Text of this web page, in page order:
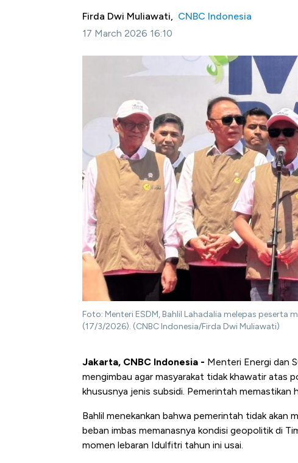
Firda Dwi Muliawati, CNBC Indonesia
17 March 2026 16:10
Foto: Menteri ESDM, Bahlil Lahadalia melepas peserta
(17/3/2026). (CNBC Indonesia/Firda Dwi Muliawati)
Jakarta, CNBC Indonesia - Menteri Energi dan
mengimbau agar masyarakat tidak khawatir atas
khususnya jenis subsidi. Pemerintah memastikan
Bahlil menekankan bahwa pemerintah tidak akan
beban imbas memanasnya kondisi geopolitik di
momen lebaran Idulfitri tahun ini usai.